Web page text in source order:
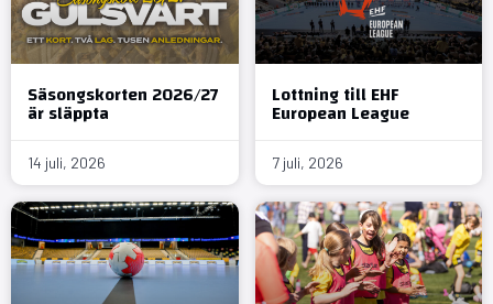
Säsongskorten 2026/27
är släppta
14 juli, 2026
Lottning till EHF
European League
7 juli, 2026